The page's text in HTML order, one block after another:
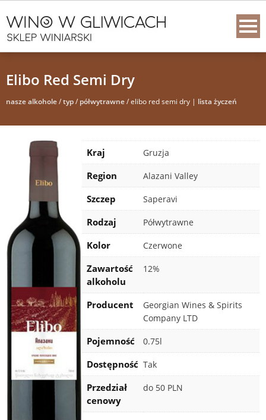
Elibo Red Semi Dry
nasze alkohole/typ/ półwytrawne/ elibo red semi dry | lista życzeń
Kraj Gruzja
Region Alazani Valley
Szczep Saperavi
Rodzaj Półwytrawne
Kolor Czerwone
Zawartość
alkoholu
12%
Producent
Georgian Wines & Spirits
Company LTD
Rocznik
Pojemność 0.75l
Certyfikaty
Dostępność Tak
Przedział
cenowy
do 50 PLN